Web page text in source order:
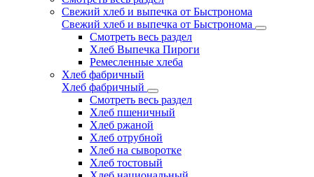
Свежий хлеб и выпечка от Быстронома
Свежий хлеб и выпечка от Быстронома
Смотреть весь раздел
Хлеб Выпечка Пироги
Ремесленные хлеба
Хлеб фабричный
Хлеб фабричный
Смотреть весь раздел
Хлеб пшеничный
Хлеб ржаной
Хлеб отрубной
Хлеб на сыворотке
Хлеб тостовый